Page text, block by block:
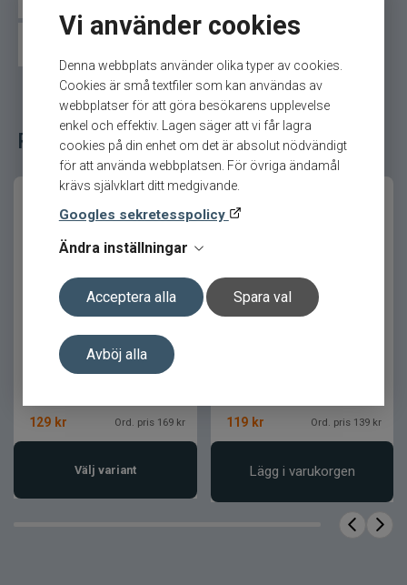
Vi använder cookies
Denna webbplats använder olika typer av cookies.
Cookies är små textfiler som kan användas av
webbplatser för att göra besökarens upplevelse
enkel och effektiv. Lagen säger att vi får lagra
cookies på din enhet om det är absolut nödvändigt
för att använda webbplatsen. För övriga ändamål
krävs självklart ditt medgivande.
Googles sekretesspolicy
Ändra inställningar
Acceptera alla Spara val
Avböj alla
val i beteslådan.
Produktfördelar
Djupgående gång för effektivt fiske på
rätt nivå
Stabil och rullande rörelse som triggar
hugg
Lättfiskad design som passar många
Fungerar både för kastfiske och trolling
Pålitlig kvalitet från Rapala
Egenskap
Gångdjup
Djupgående
Hårdplastkropp med
integrerad sked
Sked
Fast monterad
Relaterade fiskeredskap för ditt fiske
Scatter Rap Deep Husky
129 kr Ord. pris 169 kr
Välj variant
Rapala X-Light Shad
119 kr Ord. pris 139 kr
Lägg i varukorgen